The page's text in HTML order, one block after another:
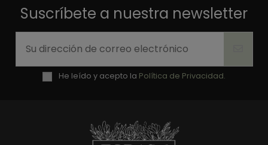
Suscríbete a nuestra newsletter
He leído y acepto la Política de Privacidad.